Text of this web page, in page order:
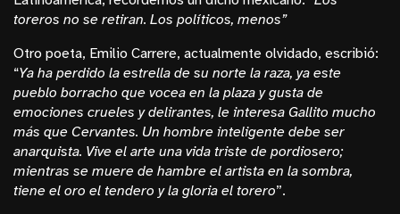
toreros no se retiran. Los políticos, menos”
Otro poeta, Emilio Carrere, actualmente olvidado, escribió:
“Ya ha perdido la estrella de su norte la raza, ya este
pueblo borracho que vocea en la plaza y gusta de
emociones crueles y delirantes, le interesa Gallito mucho
más que Cervantes. Un hombre inteligente debe ser
anarquista. Vive el arte una vida triste de pordiosero;
mientras se muere de hambre el artista en la sombra,
tiene el oro el tendero y la gloria el torero”.